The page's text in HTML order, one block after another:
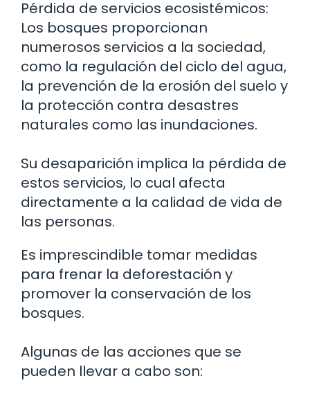
Pérdida de servicios ecosistémicos:
Los bosques proporcionan
numerosos servicios a la sociedad,
como la regulación del ciclo del agua,
la prevención de la erosión del suelo y
la protección contra desastres
naturales como las inundaciones.
Su desaparición implica la pérdida de
estos servicios, lo cual afecta
directamente a la calidad de vida de
las personas.
Es imprescindible tomar medidas
para frenar la deforestación y
promover la conservación de los
bosques.
Algunas de las acciones que se
pueden llevar a cabo son: